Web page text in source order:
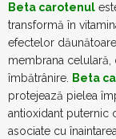
Beta carotenul
transformă în
efectelor
membrana
îmbătrânire.
Beta
protejează pielea
antioxidant puternic
asociate cu